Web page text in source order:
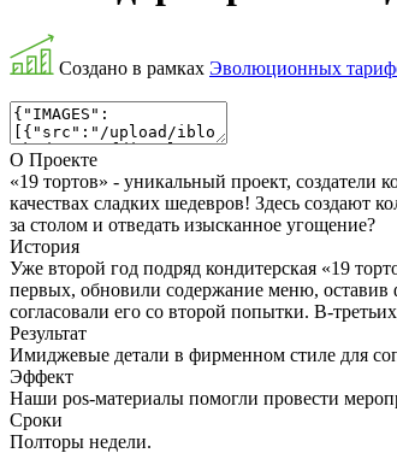
Создано в рамках Эволюционных
О Проекте
«19 тортов» - уникальный проект, создатели
качествах сладких шедевров! Здесь создают
за столом и отведать изысканное угощение?
История
Уже второй год подряд кондитерская «19
первых, обновили содержание меню, оставив
согласовали его со второй попытки. В-
Результат
Имиджевые детали в фирменном стиле для
Эффект
Наши pos-материалы помогли провести
Сроки
Полторы недели.